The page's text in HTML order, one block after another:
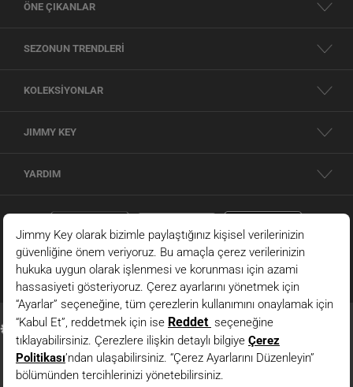
ÖNE ÇIKANLAR
SEZONUN TRENDLERİ
KOLEKSİYONLAR
JIMMY KEY
YARDIM